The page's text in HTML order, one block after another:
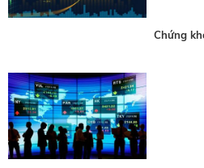
Chứng